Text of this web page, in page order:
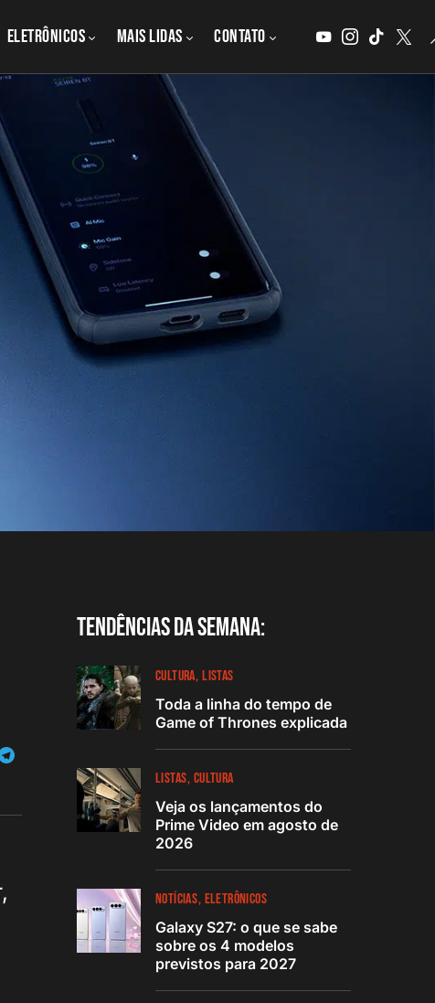
Eletrônicos MAIS LIDAS CONTATO
Tendências da semana:
CULTURA LISTAS
Toda a linha do tempo de
Game of Thrones explicada
LISTAS CULTURA
Veja os lançamentos do
Prime Video em agosto de
2026
NOTÍCIAS ELETRÔNICOS
Galaxy S27: o que se sabe
sobre os 4 modelos
previstos para 2027